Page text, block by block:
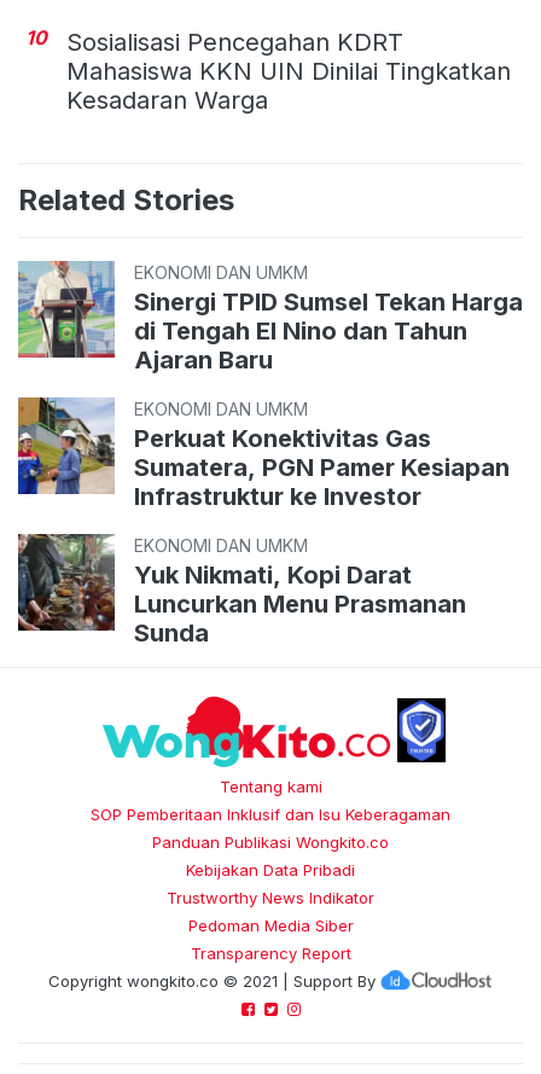
10
Sosialisasi Pencegahan KDRT
Mahasiswa KKN UIN Dinilai Tingkatkan
Kesadaran Warga
Related Stories
EKONOMI DAN UMKM
Sinergi TPID Sumsel Tekan Harga
di Tengah El Nino dan Tahun
Ajaran Baru
EKONOMI DAN UMKM
Perkuat Konektivitas Gas
Sumatera, PGN Pamer Kesiapan
Infrastruktur ke Investor
EKONOMI DAN UMKM
Yuk Nikmati, Kopi Darat
Luncurkan Menu Prasmanan
Sunda
Tentang kami
SOP Pemberitaan Inklusif dan Isu Keberagaman
Panduan Publikasi Wongkito.co
Kebijakan Data Pribadi
Trustworthy News Indikator
Pedoman Media Siber
Transparency Report
Copyright wongkito.co © 2021 | Support By